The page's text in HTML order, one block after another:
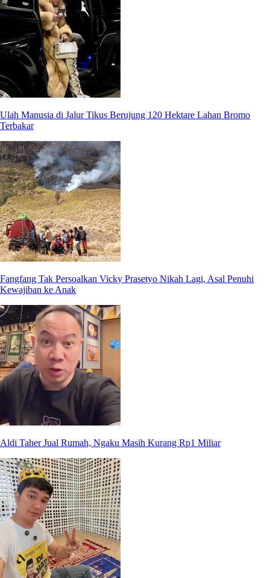
Ulah Manusia di Jalur Tikus Berujung 120 Hektare Lahan Bromo
Terbakar
Fangfang Tak Persoalkan Vicky Prasetyo Nikah Lagi, Asal Penuhi
Kewajiban ke Anak
Aldi Taher Jual Rumah, Ngaku Masih Kurang Rp1 Miliar